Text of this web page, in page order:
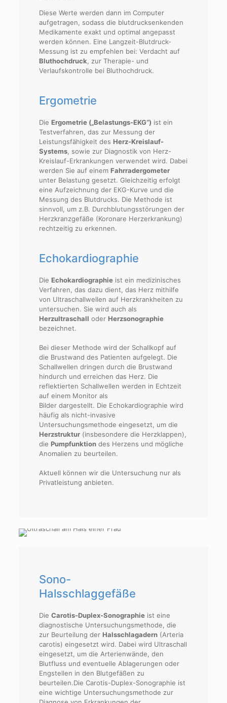
Diese Werte werden dann im Computer
aufgetragen, sodass die blutdrucksenkenden
Medikamente exakt und optimal angepasst
werden können. Eine Langzeit-Blutdruck-
Messung ist zu empfehlen bei: Verdacht auf
Bluthochdruck, zur Therapie- und
Verlaufskontrolle bei Bluthochdruck.
Ergometrie
DieErgometrie („Belastungs-EKG“) ist ein
Testverfahren, das zur Messung der
Leistungsfähigkeit desHerz-Kreislauf-
Systems, sowie zur Diagnostik von Herz-
Kreislauf-Erkrankungen verwendet wird. Dabei
werden Sie auf einemFahrradergometer
unter Belastung gesetzt. Gleichzeitig erfolgt
eine Aufzeichnung der EKG-Kurve und die
Messung des Blutdrucks. Die Methode ist
sinnvoll, um z.B. Durchblutungsstörungen der
Herzkranzgefäße (Koronare Herzerkrankung)
rechtzeitig zu erkennen.
Echokardiographie
DieEchokardiographie ist ein medizinisches
Verfahren, das dazu dient, das Herz mithilfe
von Ultraschallwellen auf Herzkrankheiten zu
untersuchen. Sie wird auch als
Herzultraschall oderHerzsonographie
bezeichnet.
Bei dieser Methode wird der Schallkopf auf
die Brustwand des Patienten aufgelegt. Die
Schallwellen dringen durch die Brustwand
hindurch und erreichen das Herz. Die
reflektierten Schallwellen werden in Echtzeit
auf einem Monitor als
Bilder dargestellt. Die Echokardiographie wird
häufig als nicht-invasive
Untersuchungsmethode eingesetzt, um die
Herzstruktur (insbesondere die Herzklappen),
diePumpfunktion des Herzens und mögliche
Anomalien zu beurteilen.
Aktuell können wir die Untersuchung nur als
Privatleistung anbieten.
Sono-
Halsschlaggefäße
DieCarotis-Duplex-Sonographie ist eine
diagnostische Untersuchungsmethode, die
zur Beurteilung derHalsschlagadern (Arteria
carotis) eingesetzt wird. Dabei wird Ultraschall
eingesetzt, um die Arterienwände, den
Blutfluss und eventuelle Ablagerungen oder
Engstellen in den Blutgefäßen zu
beurteilen.Die Carotis-Duplex-Sonographie ist
eine wichtige Untersuchungsmethode zur